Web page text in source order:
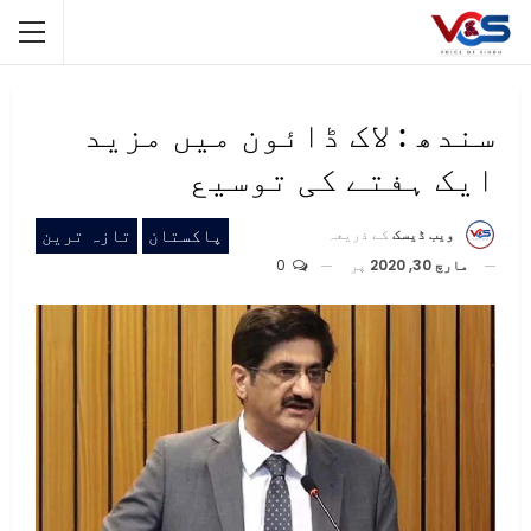
سندھ : لاک ڈائون میں مزید
ایک ہفتے کی توسیع
پاکستان تازہ ترین ویب ڈیسک کے ذریعہ
مارچ 30, 2020
پر